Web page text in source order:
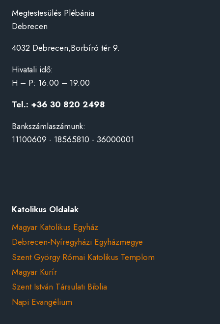
Megtestesülés Plébánia
Debrecen
4032 Debrecen,Borbíró tér 9.
Hivatali idő:
H – P: 16.00 – 19.00
Tel.: +36 30 820 2498
Bankszámlaszámunk:
11100609 - 18565810 - 36000001
Katolikus Oldalak
Magyar Katolikus Egyház
Debrecen-Nyíregyházi Egyházmegye
Szent György Római Katolikus Templom
Magyar Kurír
Szent István Társulati Biblia
Napi Evangélium